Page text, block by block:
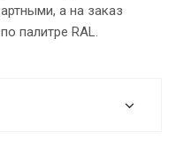
а на заказ
палитре RAL.